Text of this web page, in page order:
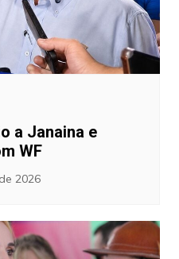
a Janaina e
WF
2026